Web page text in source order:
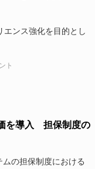
エンス強化を目的とし
ト
を導入 担保制度の
の担保制度における